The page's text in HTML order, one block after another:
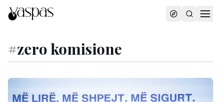
#zero komisione